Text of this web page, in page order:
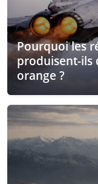
Pourquoi les
produisent-ils
orange ?